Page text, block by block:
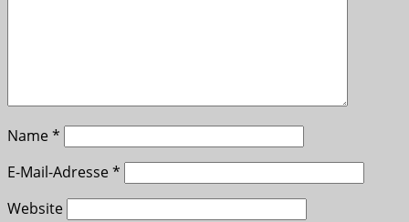
Name*
E-Mail-Adresse*
Website